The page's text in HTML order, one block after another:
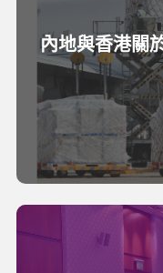
內地與香港關